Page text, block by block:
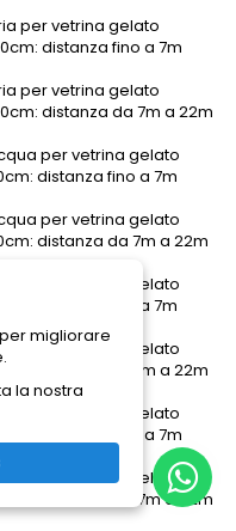
per vetrina gelato
distanza fino a 7m
per vetrina gelato
distanza da 7m a 22m
per vetrina gelato
distanza fino a 7m
per vetrina gelato
distanza da 7m a 22m
per vetrina gelato
distanza fino a 7m
per vetrina gelato
distanza da 7m a 22m
per vetrina gelato
distanza fino a 7m
per vetrina gelato
distanza da 7m a 22m
migliorare
la nostra